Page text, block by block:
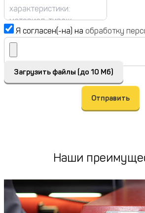
Я согласен(-на) на обработку
Загрузить файлы (до 10 Мб)
Отправить
Наши